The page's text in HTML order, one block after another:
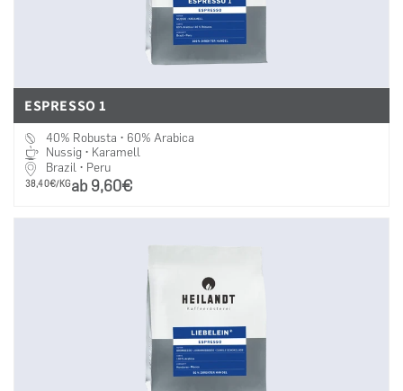
ESPRESSO 1
40% Robusta • 60% Arabica
Nussig • Karamell
Brazil • Peru
PRO
38,40€/KGab 9,60€